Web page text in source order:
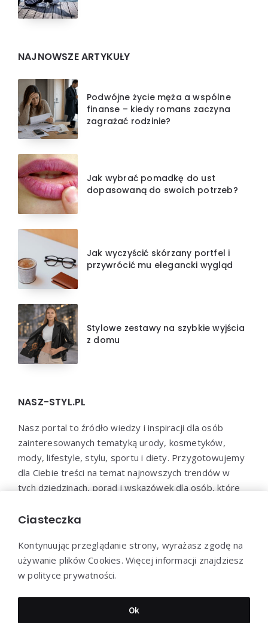
NAJNOWSZE ARTYKUŁY
Podwójne życie męża a wspólne
finanse – kiedy romans zaczyna
zagrażać rodzinie?
Jak wybrać pomadkę do ust
dopasowaną do swoich potrzeb?
Jak wyczyścić skórzany portfel i
przywrócić mu elegancki wygląd
Stylowe zestawy na szybkie wyjścia
z domu
NASZ-STYL.PL
Nasz portal to źródło wiedzy i inspiracji dla osób
zainteresowanych tematyką urody, kosmetyków,
mody, lifestyle, stylu, sportu i diety. Przygotowujemy
dla Ciebie treści na temat najnowszych trendów w
tych dziedzinach, porad i wskazówek dla osób, które
Dołącz do naszej społeczności i bądź na bieżąco z
Dziękujemy za wizytę - Nasz-styl.pl © 2022
Ciasteczka
Kontynuując przeglądanie strony, wyrażasz zgodę na
używanie plików Cookies. Więcej informacji znajdziesz
w polityce prywatności.
Ok